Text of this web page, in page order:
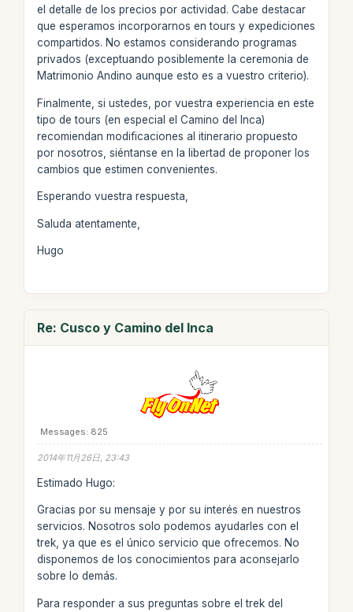
el detalle de los precios por actividad. Cabe destacar
que esperamos incorporarnos en tours y expediciones
compartidos. No estamos considerando programas
privados (exceptuando posiblemente la ceremonia de
Matrimonio Andino aunque esto es a vuestro criterio).
Finalmente, si ustedes, por vuestra experiencia en este
tipo de tours (en especial el Camino del Inca)
recomiendan modificaciones al itinerario propuesto
por nosotros, siéntanse en la libertad de proponer los
cambios que estimen convenientes.
Esperando vuestra respuesta,
Saluda atentamente,
Hugo
Re: Cusco y Camino del Inca
Messages: 825
2014年11月26日, 23:43
Estimado Hugo:
Gracias por su mensaje y por su interés en nuestros
servicios. Nosotros solo podemos ayudarles con el
trek, ya que es el único servicio que ofrecemos. No
disponemos de los conocimientos para aconsejarlo
sobre lo demás.
Para responder a sus preguntas sobre el trek del